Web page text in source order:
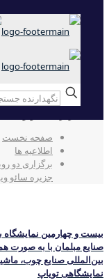
برگزاری دو
صفحه نخست
اطلاعیه ها
برگزاری دو
جزیره سائو
بیست و چهارمین نمایشگاه
صنایع مبلمان با به صورت
بین‌المللی صنایع چوب،
نمایشگاهی تویاپ